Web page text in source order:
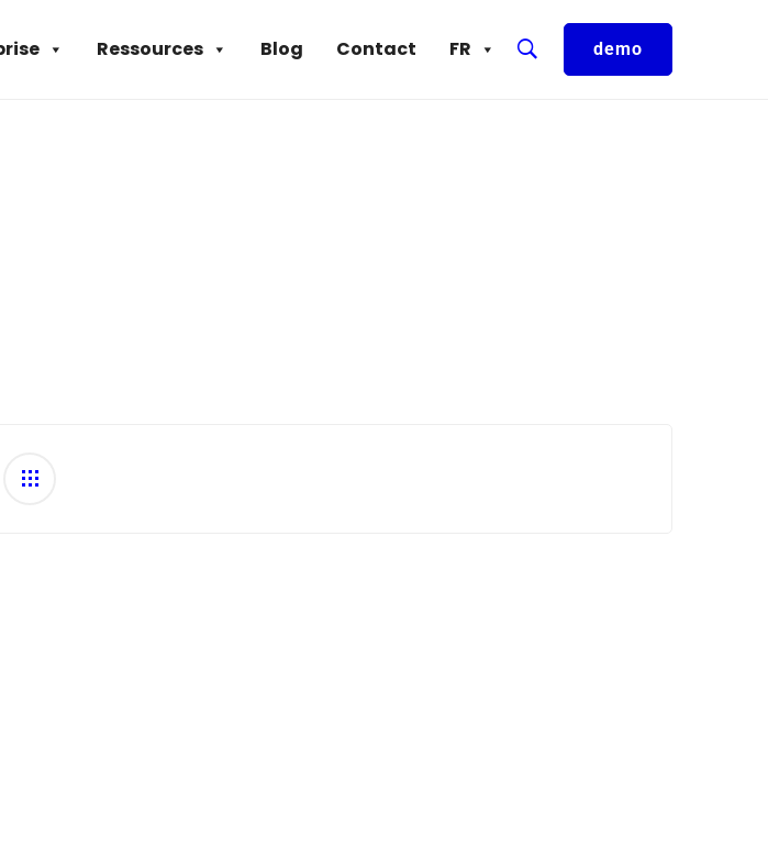
FR
Contact
Blog
Ressources demo